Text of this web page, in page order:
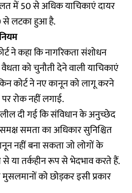
में 50 से अधिक याचिकाएं दायर
से लटका हुआ है.
ने कहा कि नागरिकता संशोधन
को चुनौती देने वाली याचिकाएं
कोर्ट ने नए कानून को लागू करने
रोक नहीं लगाई.
दी गई कि संविधान के अनुच्छेद
समता का अधिकार सुनिश्चित
नहीं बना सकता जो लोगों के
या तर्कहीन रूप से भेदभाव करते हैं.
को छोड़कर इसी प्रकार